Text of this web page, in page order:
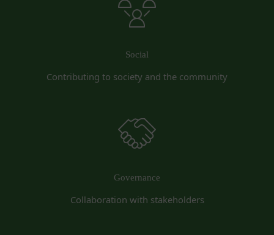
Social
Contributing to society and the community
Governance
Collaboration with stakeholders
当社は、本サービスの利用に関して、書面の送付、
電子メールの送信、当社ウェブサイト上における掲
を行うことができるものとし、会員はこれに同意す
当社は、前項に定める通知を書面の送付、電子メー
続きを行った場合は、当該変更時とします。）に届
け出た連絡先に対して通知を行えば足りるものと
し、当該通知は通常到達すべき時に会員に到達した
当社は、本条第１項の通知を当社ウェブサイト上に